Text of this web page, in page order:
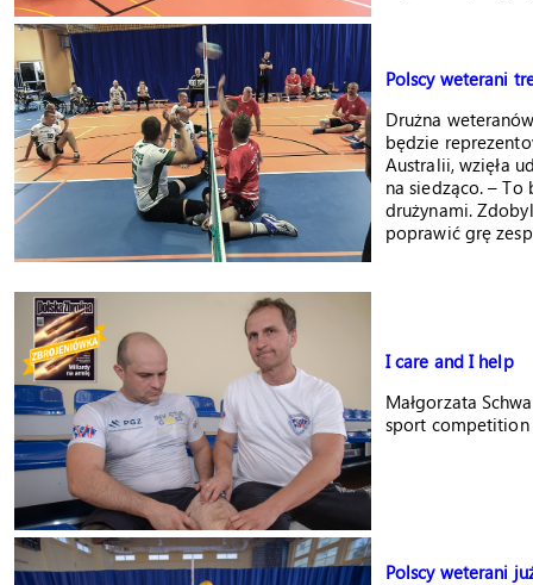
Polscy weterani
Drużna
będzie
Australii, wzięła
na siedząco. – To
drużynami.
poprawić grę
I care and I help
Małgorzata
sport
Polscy weterani